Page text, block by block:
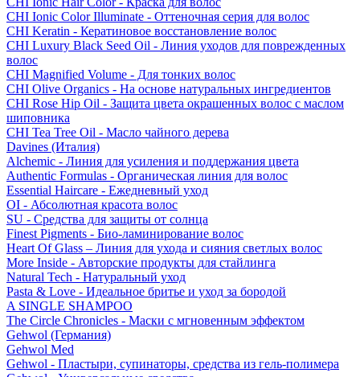
CHI Ionic Color Illuminate - Оттеночная серия для волос
CHI Keratin - Кератиновое восстановление волос
CHI Luxury Black Seed Oil - Линия уходов для поврежденных
волос
CHI Magnified Volume - Для тонких волос
CHI Olive Organics - На основе натуральных ингредиентов
CHI Rose Hip Oil - Защита цвета окрашенных волос с маслом
шиповника
CHI Tea Tree Oil - Масло чайного дерева
Davines (Италия)
Alchemic - Линия для усиления и поддержания цвета
Authentic Formulas - Органическая линия для волос
Essential Haircare - Eжедневный уход
OI - Абсолютная красота волос
SU - Средства для защиты от солнца
Finest Pigments - Био-ламинирование волос
Heart Of Glass – Линия для ухода и сияния светлых волос
More Inside - Авторские продукты для стайлинга
Natural Tech - Натуральный уход
Pasta & Love - Идеальное бритье и уход за бородой
A SINGLE SHAMPOO
The Circle Chronicles - Маски с мгновенным эффектом
Gehwol (Германия)
Gehwol Med
Gehwol - Пластыри, супинаторы, средства из гель-полимера